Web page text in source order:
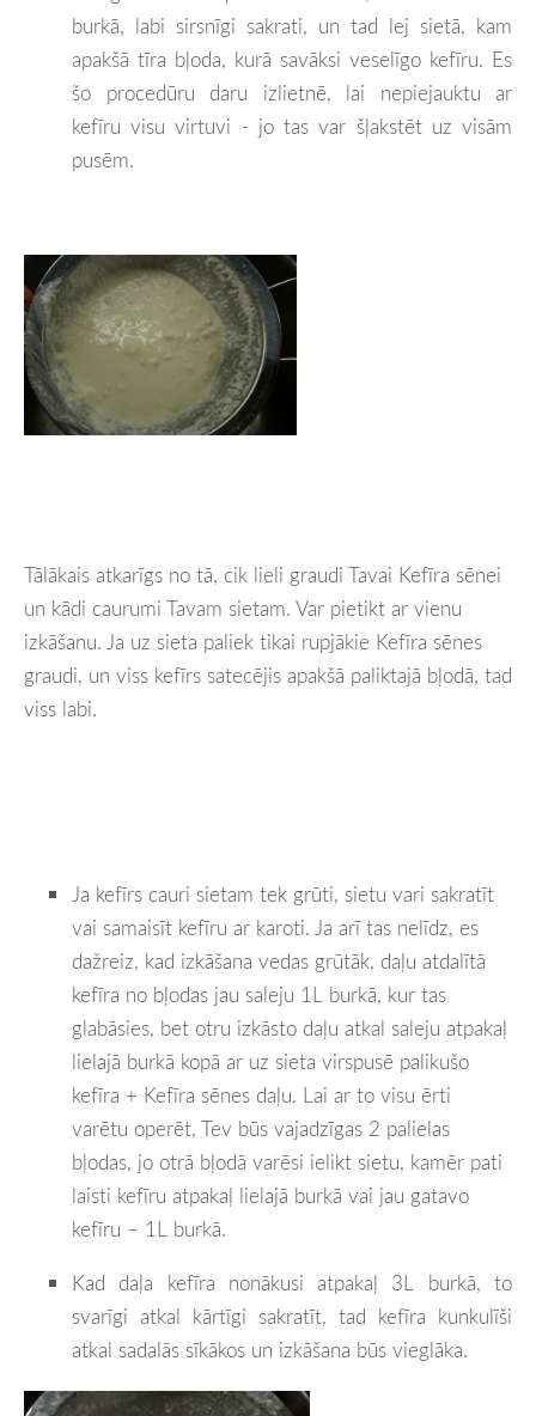
burkā, labi sirsnīgi sakrati, un tad lej sietā, kam
apakšā tīra bļoda, kurā savāksi veselīgo kefīru. Es
šo procedūru daru izlietnē, lai nepiejauktu ar
kefīru visu virtuvi - jo tas var šļakstēt uz visām
pusēm.
Tālākais atkarīgs no tā, cik lieli graudi Tavai Kefīra sēnei
un kādi caurumi Tavam sietam. Var pietikt ar vienu
izkāšanu. Ja uz sieta paliek tikai rupjākie Kefīra sēnes
graudi, un viss kefīrs satecējis apakšā paliktajā bļodā, tad
viss labi.
Ja kefīrs cauri sietam tek grūti, sietu vari sakratīt
vai samaisīt kefīru ar karoti. Ja arī tas nelīdz, es
dažreiz, kad izkāšana vedas grūtāk, daļu atdalītā
kefīra no bļodas jau saleju 1L burkā, kur tas
glabāsies, bet otru izkāsto daļu atkal saleju atpakaļ
lielajā burkā kopā ar uz sieta virspusē palikušo
kefīra + Kefīra sēnes daļu. Lai ar to visu ērti
varētu operēt, Tev būs vajadzīgas 2 palielas
bļodas, jo otrā bļodā varēsi ielikt sietu, kamēr pati
laisti kefīru atpakaļ lielajā burkā vai jau gatavo
kefīru – 1L burkā.
Kad daļa kefīra nonākusi atpakaļ 3L burkā, to
svarīgi atkal kārtīgi sakratīt, tad kefīra kunkulīši
atkal sadalās sīkākos un izkāšana būs vieglāka.